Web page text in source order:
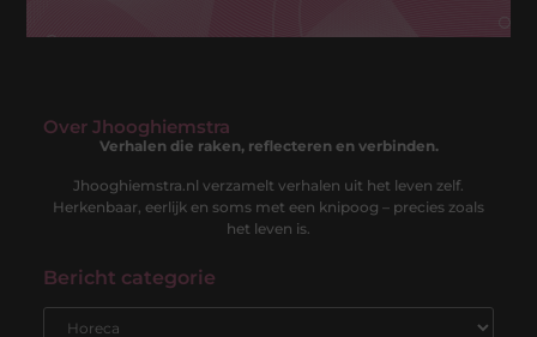
Over Jhooghiemstra
Verhalen die raken, reflecteren en verbinden.
Jhooghiemstra.nl verzamelt verhalen uit het leven zelf.
Herkenbaar, eerlijk en soms met een knipoog – precies zoals
het leven is.
Bericht categorie